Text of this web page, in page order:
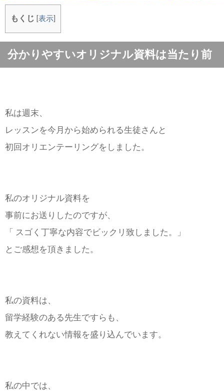
もくじ 表示
分かりやすいオリジナル資料は当たり前
私は週末、
レッスンを今月から始められる生徒さんと
初回オリエンテーリングをしました。
私のオリジナル資料を
事前にお送りしたのですが、
「 スゴく丁寧な内容でビックリ致しました。」
とご感想を頂きました。
私の資料は、
留学経験のある先生ですらも、
教えてくれない情報を盛り込んでいます。
私の中では、